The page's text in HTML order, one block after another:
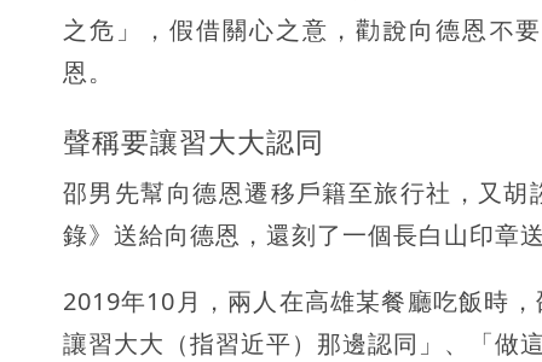
之危」，假借關心之意，勸說向德恩不
恩。
聲稱要讓習大大認同
邵男先幫向德恩遷移戶籍至旅行社，又
錄》送給向德恩，還刻了一個長白山印章
2019年10月，兩人在高雄某餐廳吃飯時
讓習大大（指習近平）那邊認同」、「做